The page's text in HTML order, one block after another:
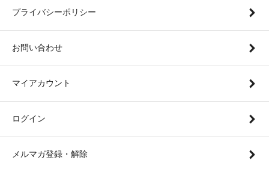
プライバシーポリシー
お問い合わせ
マイアカウント
ログイン
メルマガ登録・解除